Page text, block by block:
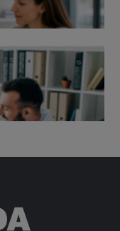
– průvodce pro